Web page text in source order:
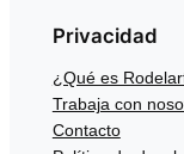
Privacidad
¿Qué es
Trabaja con
Contacto